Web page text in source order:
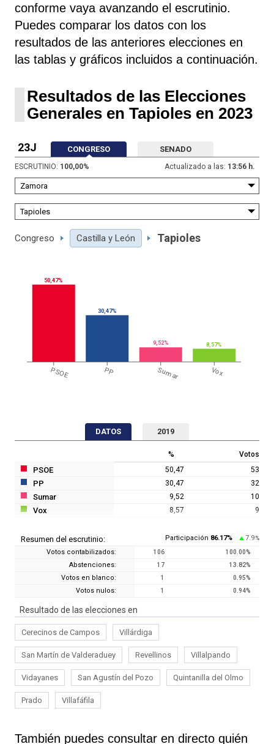
conforme vaya avanzando el escrutinio.
Puedes comparar los datos con los
resultados de las anteriores elecciones en
las tablas y gráficos incluidos a continuación.
Resultados de las Elecciones
Generales en Tapioles en 2023
23J CONGRESO SENADO
ESCRUTINIO: 100,00% Actualizado a las: 13:56 h.
Congreso Castilla y León Tapioles
PSOE PP Sumar Vox
50,47%
30,47%
9,52% 8,57%
DATOS 2019
% Votos
PSOE 50,47 53
PP 30,47 32
Sumar 9,52 10
Vox 8,57 9
Resumen del escrutinio: Participación 86.17% 7.9 %
Votos contabilizados: 106 100.00%
Abstenciones: 17 13.82%
Votos en blanco: 1 0.95%
Votos nulos: 1 0.94%
Resultado de las elecciones en
Cerecinos de Campos Villárdiga
San Martín de Valderaduey Revellinos Villalpando
Vidayanes San Agustín del Pozo Quintanilla del Olmo
Prado Villafáfila
También puedes consultar en directo quién